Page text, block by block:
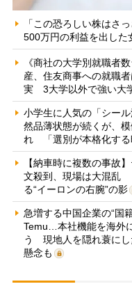
「この恐ろしい株はさ
500万円の利益を出した
《商社の大学別就職者
産、住友商事への就職
実 3大学以外で強い大
小学生に人気の「シー
然品薄状態が続くが、
れ 「選別が本格化する
【納車時に複数の事故
文殺到、現場は大混乱
る“イーロンの右腕”の影
急増する中国企業の“国
Temu…本社機能を海外
う 現地人を隠れ蓑にし
懸念も